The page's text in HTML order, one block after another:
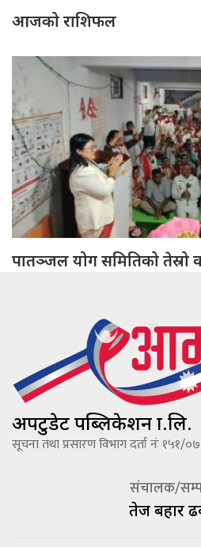
आजको राशिफल
पातञ्जल योग समितिको तेस्रो
अपटुडेट पब्लिकेशन प्रा.लि.
सूचना तथा प्रसारण विभाग दर्ता नंः १५१/
संचालक/
तेज बहादूर